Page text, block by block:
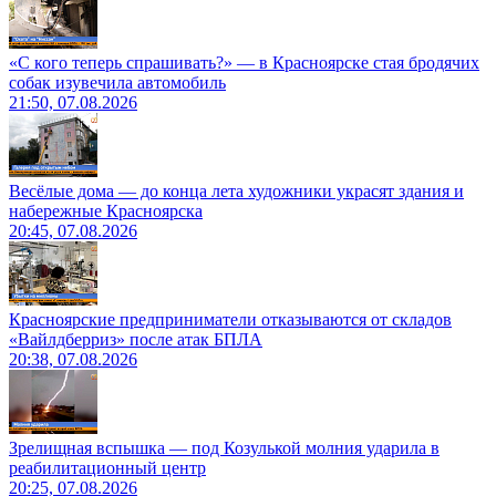
«С кого теперь спрашивать?» — в Красноярске стая бродячих
собак изувечила автомобиль
21:50, 07.08.2026
Весёлые дома — до конца лета художники украсят здания и
набережные Красноярска
20:45, 07.08.2026
Красноярские предприниматели отказываются от складов
«Вайлдберриз» после атак БПЛА
20:38, 07.08.2026
Зрелищная вспышка — под Козулькой молния ударила в
реабилитационный центр
20:25, 07.08.2026